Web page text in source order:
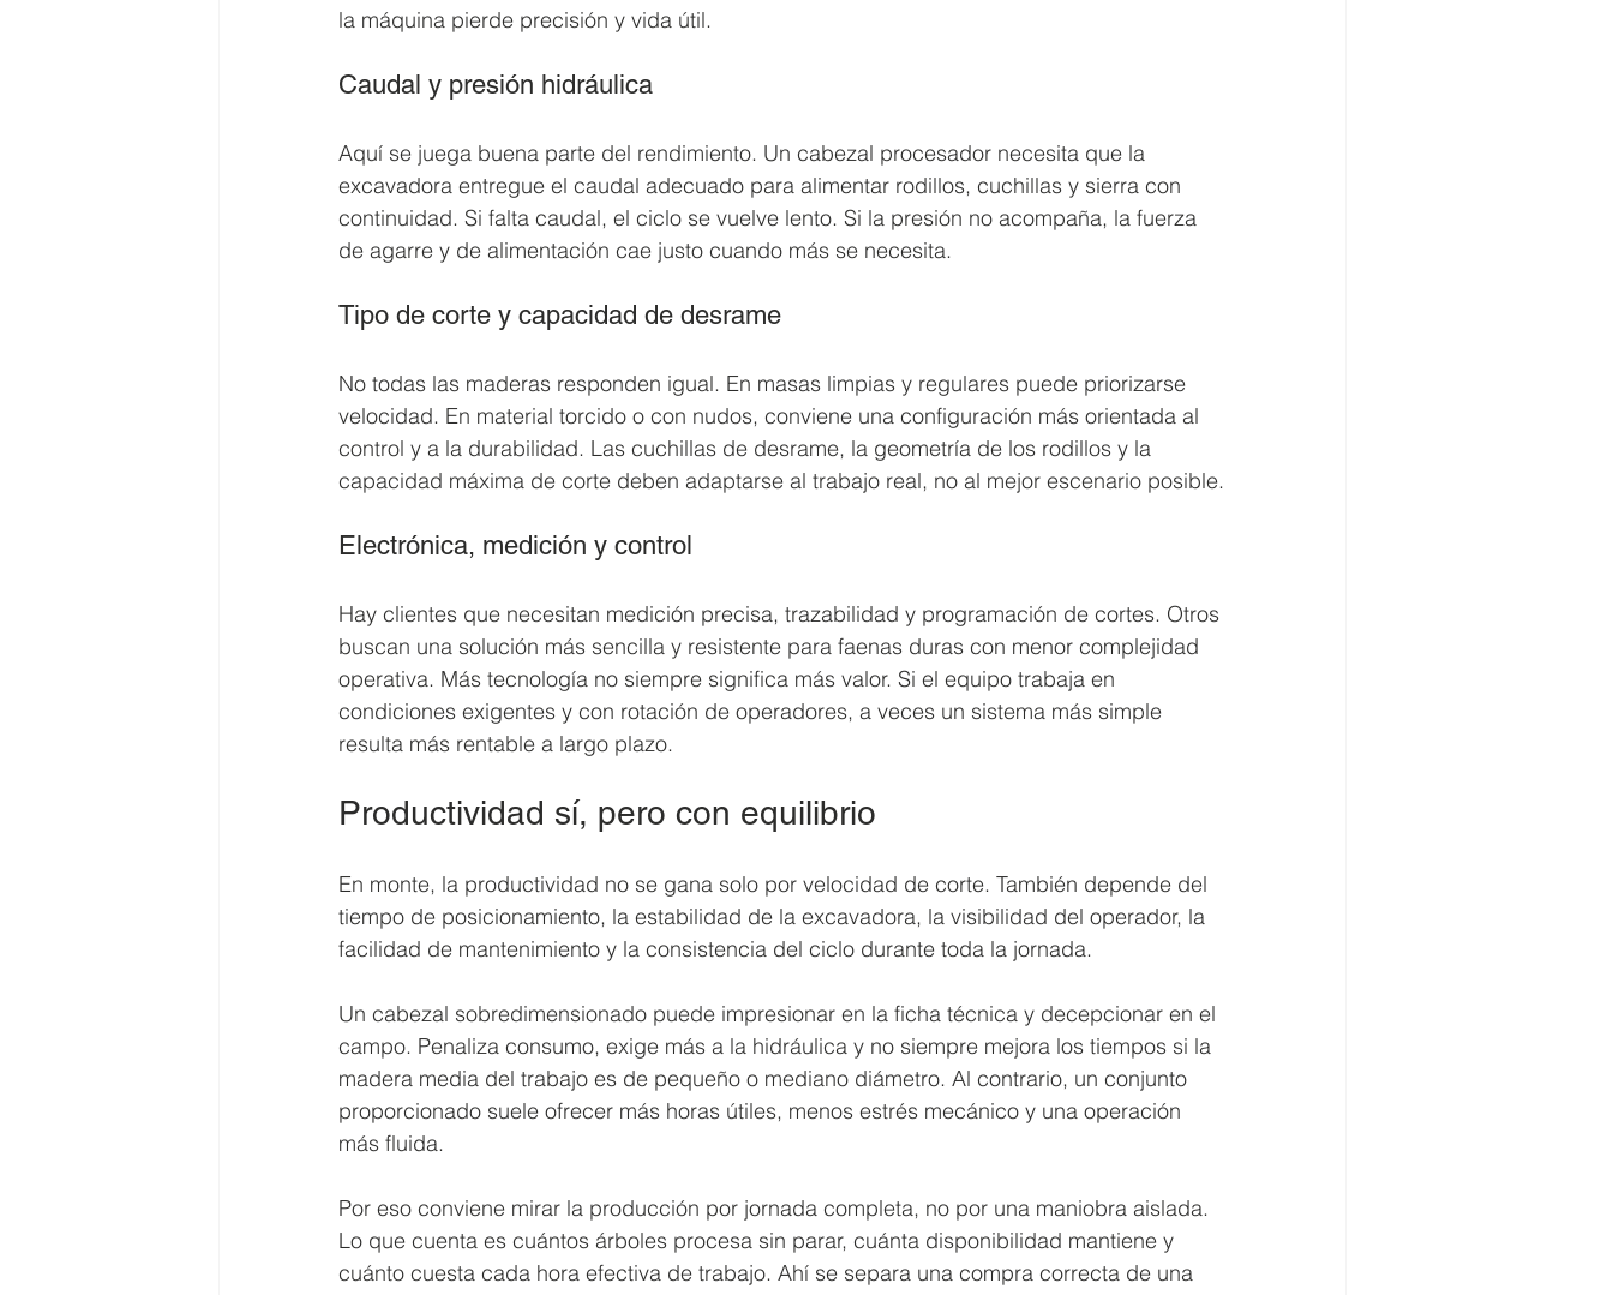
la máquina pierde precisión y vida útil.
Caudal y presión hidráulica
Aquí se juega buena parte del rendimiento. Un cabezal procesador necesita que la
excavadora entregue el caudal adecuado para alimentar rodillos, cuchillas y sierra con
continuidad. Si falta caudal, el ciclo se vuelve lento. Si la presión no acompaña, la fuerza
de agarre y de alimentación cae justo cuando más se necesita.
Tipo de corte y capacidad de desrame
No todas las maderas responden igual. En masas limpias y regulares puede priorizarse
velocidad. En material torcido o con nudos, conviene una configuración más orientada al
control y a la durabilidad. Las cuchillas de desrame, la geometría de los rodillos y la
capacidad máxima de corte deben adaptarse al trabajo real, no al mejor escenario posible.
Electrónica, medición y control
Hay clientes que necesitan medición precisa, trazabilidad y programación de cortes. Otros
buscan una solución más sencilla y resistente para faenas duras con menor complejidad
operativa. Más tecnología no siempre significa más valor. Si el equipo trabaja en
condiciones exigentes y con rotación de operadores, a veces un sistema más simple
resulta más rentable a largo plazo.
Productividad sí, pero con equilibrio
En monte, la productividad no se gana solo por velocidad de corte. También depende del
tiempo de posicionamiento, la estabilidad de la excavadora, la visibilidad del operador, la
facilidad de mantenimiento y la consistencia del ciclo durante toda la jornada.
Un cabezal sobredimensionado puede impresionar en la ficha técnica y decepcionar en el
campo. Penaliza consumo, exige más a la hidráulica y no siempre mejora los tiempos si la
madera media del trabajo es de pequeño o mediano diámetro. Al contrario, un conjunto
proporcionado suele ofrecer más horas útiles, menos estrés mecánico y una operación
más fluida.
Por eso conviene mirar la producción por jornada completa, no por una maniobra aislada.
Lo que cuenta es cuántos árboles procesa sin parar, cuánta disponibilidad mantiene y
cuánto cuesta cada hora efectiva de trabajo. Ahí se separa una compra correcta de una